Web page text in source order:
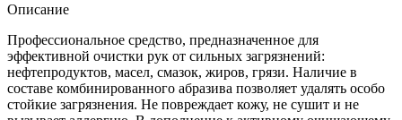
Описание
Профессиональное средство, предназначенное для
эффективной очистки рук от сильных загрязнений:
нефтепродуктов, масел, смазок, жиров, грязи. Наличие в
составе комбинированного абразива позволяет удалять особо
стойкие загрязнения. Не повреждает кожу, не сушит и не